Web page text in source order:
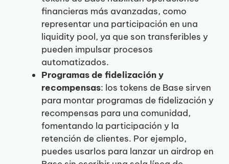
financieras más avanzadas, como
representar una participación en una
liquidity pool, ya que son transferibles y
pueden impulsar procesos
automatizados.
Programas de fidelización y
recompensas: los tokens de Base sirven
para montar programas de fidelización y
recompensas para una comunidad,
fomentando la participación y la
retención de clientes. Por ejemplo,
puedes usarlos para lanzar un airdrop en